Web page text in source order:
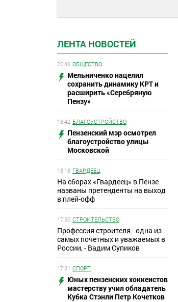
ЛЕНТА НОВОСТЕЙ
20:46 ОБЩЕСТВО
Мельниченко нацелил
сохранить динамику КРТ и
расширить «Серебряную
Пензу»
18:42 БЛАГОУСТРОЙСТВО
Пензенский мэр осмотрел
благоустройство улицы
Московской
18:18 ГВАРДЕЕЦ
На сборах «Гвардеец» в Пензе
названы претенденты на выход
в плей-офф
17:50 СТРОИТЕЛЬСТВО
Профессия строителя - одна из
самых почетных и уважаемых в
России, - Вадим Супиков
17:31 СПОРТ
Юных пензенских хоккеистов
мастерству учил обладатель
Кубка Стэнли Петр Кочетков